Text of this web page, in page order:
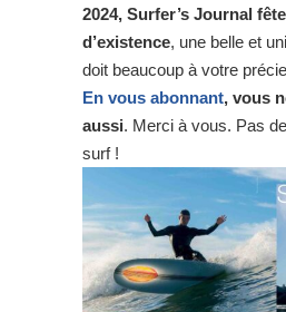
2024, Surfer’s Journal
d’existence, une belle et
doit beaucoup à votre
En vous abonnant, vous
aussi. Merci à vous. Pas
surf !